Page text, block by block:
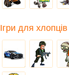
Ігри для хлопців